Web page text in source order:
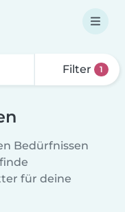
Filter 1
Bedürfnissen
für deine